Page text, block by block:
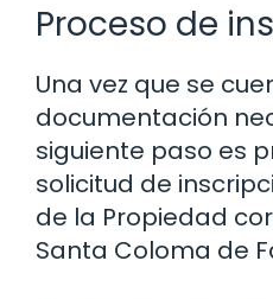
Proceso de
Una vez que se
documentación
siguiente paso es
solicitud de
de la Propiedad
Santa Coloma de